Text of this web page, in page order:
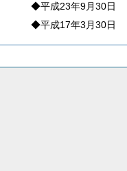
◆平成23年9月30日
◆平成17年3月30日